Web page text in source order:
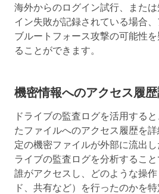
海外からのログイン試行、また
イン失敗が記録されている場合
ブルートフォース攻撃の可能性
ることができます。
機密情報へのアクセス履
ドライブの監査ログを活用する
たファイルへのアクセス履歴を
定の機密ファイルが外部に流出
ライブの監査ログを分析すること
誰がアクセスし、どのような操
ド、共有など）を行ったのかを